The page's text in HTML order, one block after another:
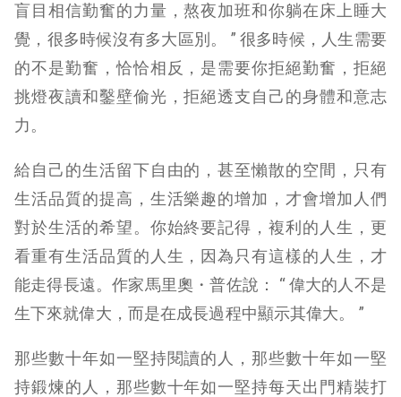
盲目相信勤奮的力量，熬夜加班和你躺在床上睡大
覺，很多時候沒有多大區別。 ” 很多時候，人生需要
的不是勤奮，恰恰相反，是需要你拒絕勤奮，拒絕
挑燈夜讀和鑿壁偷光，拒絕透支自己的身體和意志
力。
給自己的生活留下自由的，甚至懶散的空間，只有
生活品質的提高，生活樂趣的增加，才會增加人們
對於生活的希望。你始終要記得，複利的人生，更
看重有生活品質的人生，因為只有這樣的人生，才
能走得長遠。作家馬里奧・普佐說： “ 偉大的人不是
生下來就偉大，而是在成長過程中顯示其偉大。 ”
那些數十年如一堅持閱讀的人，那些數十年如一堅
持鍛煉的人，那些數十年如一堅持每天出門精裝打